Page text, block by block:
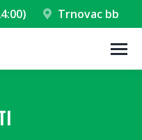
Trnovac bb